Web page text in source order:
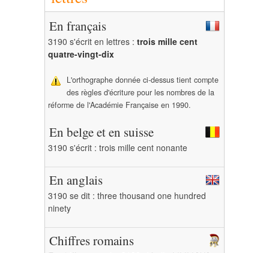
En français
3190 s'écrit en lettres : trois mille cent
quatre-vingt-dix
L'orthographe donnée ci-dessus tient compte
des règles d'écriture pour les nombres de la
réforme de l'Académie Française en 1990.
En belge et en suisse
3190 s'écrit : trois mille cent nonante
En anglais
3190 se dit : three thousand one hundred
ninety
Chiffres romains